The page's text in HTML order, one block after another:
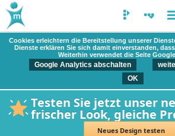
Cookies erleichtern die Bereitstellung unserer
Dienste erklären Sie sich damit einverstanden,
Weiterhin verwendet die Seite
Google Analytics abschalten
OK
Testen Sie jetzt unser
frischer Look, gleiche
Neues Design testen